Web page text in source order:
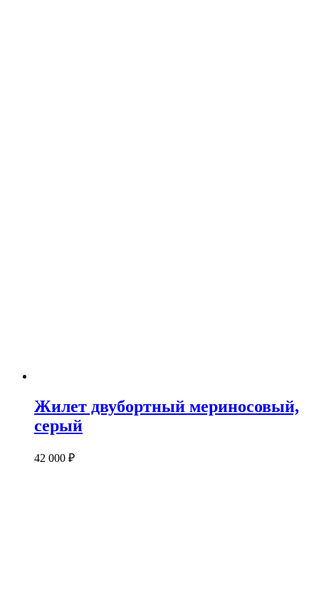
Жилет двубортный мериносовый,
серый
42 000 ₽